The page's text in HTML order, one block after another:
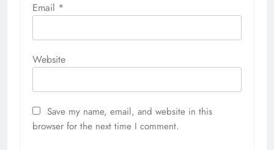
Email *
Website
Save my name, email, and website in this
browser for the next time I comment.